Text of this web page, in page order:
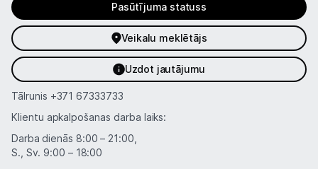
Pasūtījuma statuss
Veikalu meklētājs
Uzdot jautājumu
Tālrunis +371 67333733
Klientu apkalpošanas darba laiks:
Darba dienās 8:00 – 21:00,
S., Sv. 9:00 – 18:00